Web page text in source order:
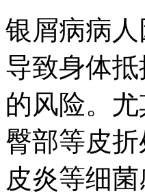
银屑病病
导致身体
的风险。
臀部等皮
皮炎等细菌